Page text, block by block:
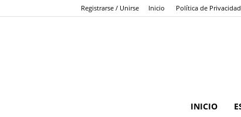
Registrarse / Unirse Inicio Política de Privacidad
INICIO